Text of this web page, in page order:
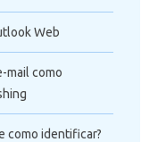
Web
mail como
como identificar?